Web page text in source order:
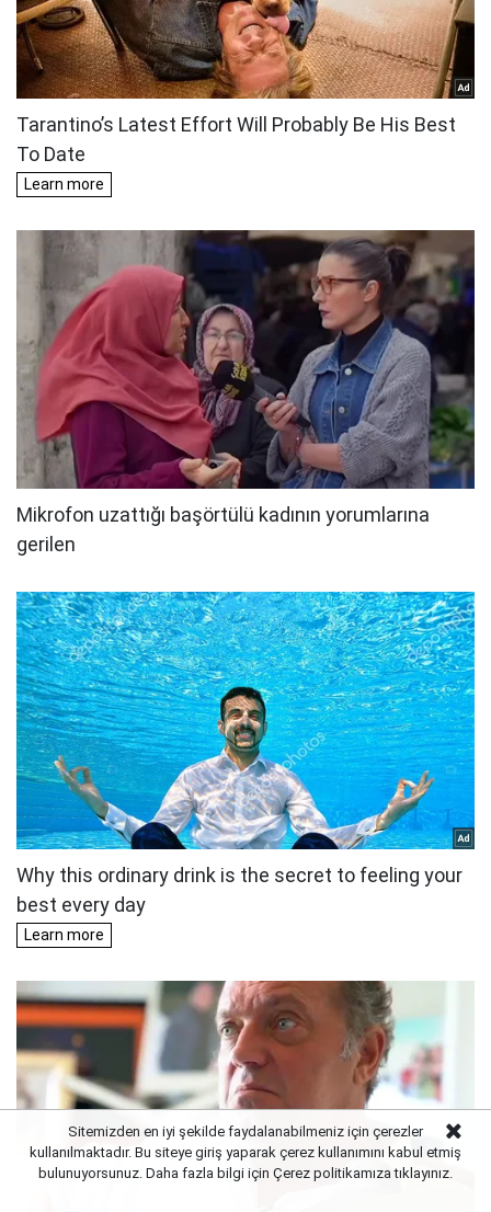
Sitemizden en iyi şekilde faydalanabilmeniz için çerezler
kullanılmaktadır. Bu siteye giriş yaparak çerez kullanımını kabul etmiş
bulunuyorsunuz. Daha fazla bilgi için Çerez politikamızatıklayınız.